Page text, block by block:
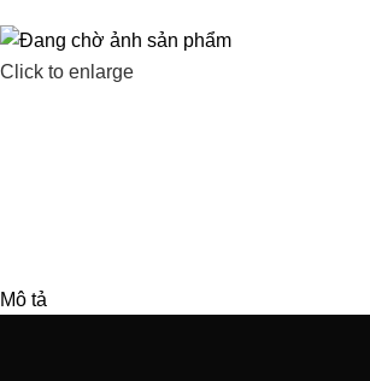
Click to enlarge
Mô tả